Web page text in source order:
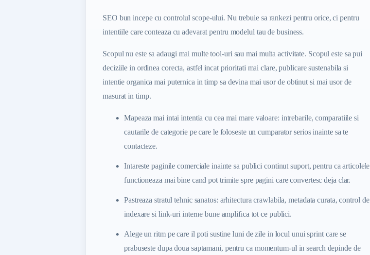
SEO bun incepe cu controlul scope-ului. Nu trebuie sa rankezi pentru orice, ci pentru
intentiile care conteaza cu adevarat pentru modelul tau de business.
Scopul nu este sa adaugi mai multe tool-uri sau mai multa activitate. Scopul este sa pui
deciziile in ordinea corecta, astfel incat prioritati mai clare, publicare sustenabila si
intentie organica mai puternica in timp sa devina mai usor de obtinut si mai usor de
masurat in timp.
Mapeaza mai intai intentia cu cea mai mare valoare: intrebarile, comparatiile si
cautarile de categorie pe care le foloseste un cumparator serios inainte sa te
contacteze.
Intareste paginile comerciale inainte sa publici continut suport, pentru ca articolele
functioneaza mai bine cand pot trimite spre pagini care convertesc deja clar.
Pastreaza stratul tehnic sanatos: arhitectura crawlabila, metadata curata, control de
indexare si link-uri interne bune amplifica tot ce publici.
Alege un ritm pe care il poti sustine luni de zile in locul unui sprint care se
prabuseste dupa doua saptamani, pentru ca momentum-ul in search depinde de